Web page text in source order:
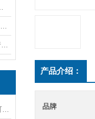
产品介绍：
品牌